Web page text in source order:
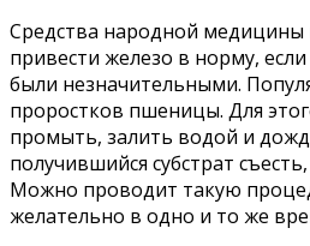
Средства народной
привести железо в норму,
были незначительными.
проростков пшеницы. Для
промыть, залить водой и
получившийся субстрат
Можно проводит такую
желательно в одно и то же